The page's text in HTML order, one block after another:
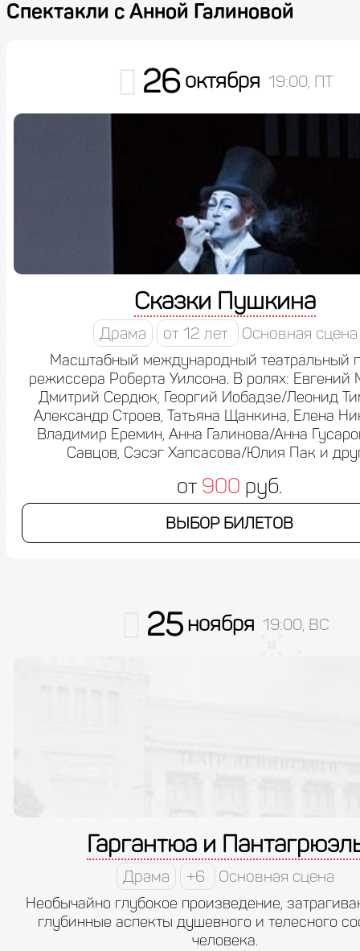
Спектакли с Анной Галиновой
26октября 19:00, ПТ
Сказки Пушкина
Драма от 12 лет Основная сцена
Масштабный международный театральный
режиссера Роберта Уилсона. В ролях: Евгений
Дмитрий Сердюк, Георгий Иобадзе/Леонид
Александр Строев, Татьяна Щанкина, Елена
Владимир Еремин, Анна Галинова/Анна
Савцов, Сэсэг Хапсасова/Юлия Пак и
от 900 руб.
ВЫБОР БИЛЕТОВ
25ноября 19:00, ВС
Гаргантюа и
Драма +6 Основная сцена
Необычайно глубокое произведение,
глубинные аспекты душевного и телесного
человека.